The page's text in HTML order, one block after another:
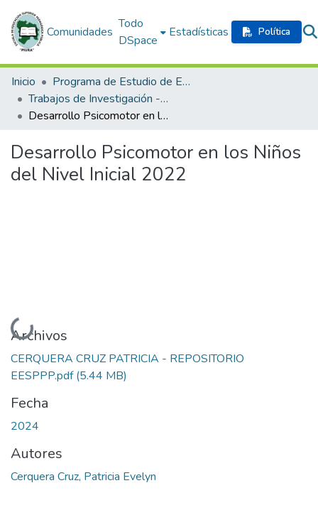
Comunidades
Todo
DSpace
Estadísticas Política
Inicio
Programa de Estudio de Educación Inicial
Trabajos de Investigación - Formación Inicial Docente
Desarrollo Psicomotor en los Niños del Nivel Inicial 2022
Desarrollo Psicomotor en los Niños
del Nivel Inicial 2022
Cargando...
Archivos
CERQUERA CRUZ PATRICIA - REPOSITORIO
EESPPP.pdf(5.44 MB)
Fecha
2024
Autores
Cerquera Cruz, Patricia Evelyn